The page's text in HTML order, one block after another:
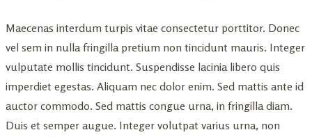
Maecenas interdum turpis vitae consectetur porttitor. Donec
vel sem in nulla fringilla pretium non tincidunt mauris. Integer
vulputate mollis tincidunt. Suspendisse lacinia libero quis
imperdiet egestas. Aliquam nec dolor enim. Sed mattis ante id
auctor commodo. Sed mattis congue urna, in fringilla diam.
Duis et semper augue. Integer volutpat varius urna, non